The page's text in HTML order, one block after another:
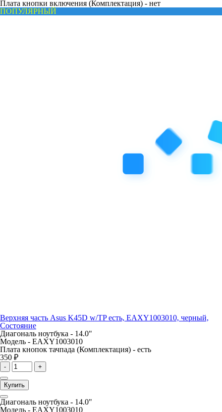
Плата кнопки включения (Комплектация) - нет
ПОПУЛЯРНЫЙ
Верхняя часть Asus K45D w/TP есть, EAXY1003010, черный,
Состояние
Диагональ ноутбука - 14.0"
Модель - EAXY1003010
Плата кнопок тачпада (Комплектация) - есть
350 ₽
- +
Купить
Диагональ ноутбука - 14.0"
Модель - EAXY1003010